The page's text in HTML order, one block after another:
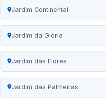
Jardim Continental
Jardim da Glória
Jardim das Flores
Jardim das Palmeiras